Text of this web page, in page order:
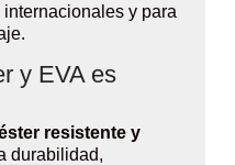
y para
y EVA es
resistente y
durabilidad,